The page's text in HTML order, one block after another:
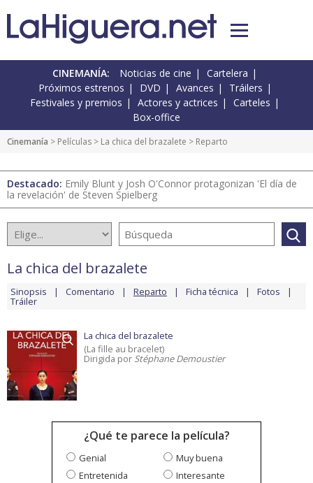
CINEMANÍA: Noticias de cine
Cartelera
Próximos estrenos
DVD Avances
Tráilers
Festivales y premios
Actores y actrices
Carteles
Box-office
Cinemanía > Películas > La chica del brazalete > Reparto
Destacado: Emily Blunt y Josh O'Connor protagonizan 'El día de
la revelación' de Steven Spielberg
La chica del brazalete
Sinopsis Comentario Reparto Ficha técnica Fotos
Tráiler
La chica del brazalete
(La fille au bracelet)
Dirigida por Stéphane Demoustier
¿Qué te parece la película?
Genial
Muy buena
Entretenida
Interesante